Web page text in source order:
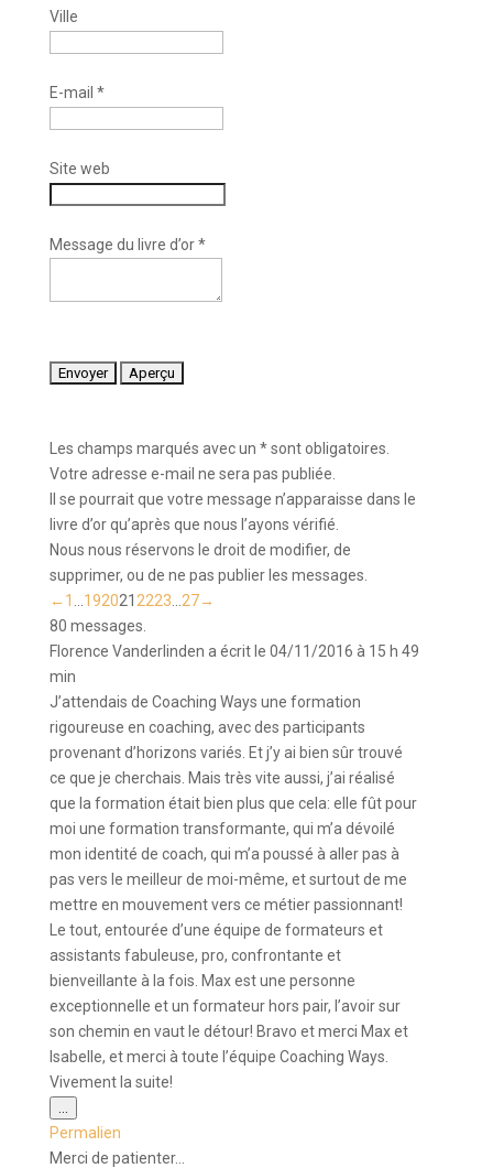
Ville
E-mail *
Site web
Message du livre d’or*
Les champs marqués avec un * sont obligatoires.
Votre adresse e-mail ne sera pas publiée.
Il se pourrait que votre message n’apparaisse dans le
livre d’or qu’après que nous l’ayons vérifié.
Nous nous réservons le droit de modifier, de
supprimer, ou de ne pas publier les messages.
Navigation
dans
la
liste
du
livre
d’or
←1 192021 2223 27→
80 messages.
Florence Vanderlinden a écrit le 04/11/2016 à 15 h 49
min
J’attendais de Coaching Ways une formation
rigoureuse en coaching, avec des participants
provenant d’horizons variés. Et j’y ai bien sûr trouvé
ce que je cherchais. Mais très vite aussi, j’ai réalisé
que la formation était bien plus que cela: elle fût pour
moi une formation transformante, qui m’a dévoilé
mon identité de coach, qui m’a poussé à aller pas à
pas vers le meilleur de moi-même, et surtout de me
mettre en mouvement vers ce métier passionnant!
Le tout, entourée d’une équipe de formateurs et
assistants fabuleuse, pro, confrontante et
bienveillante à la fois. Max est une personne
exceptionnelle et un formateur hors pair, l’avoir sur
son chemin en vaut le détour! Bravo et merci Max et
Isabelle, et merci à toute l’équipe Coaching Ways.
Vivement la suite!
cette
boîte
méta.
Permalien
Merci de patienter...